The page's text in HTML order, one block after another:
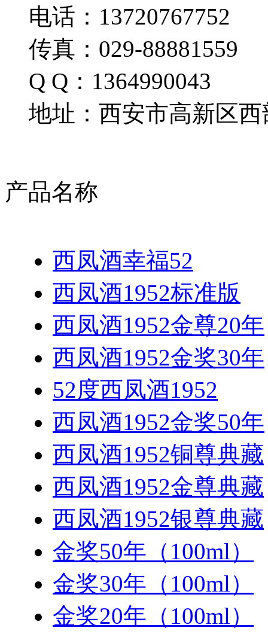
电话：13720767752
传真：029-88881559
Q Q：1364990043
地址：西安市高新区西
产品名称
西凤酒幸福52
西凤酒1952标准版
西凤酒1952金尊20年
西凤酒1952金奖30年
52度西凤酒1952
西凤酒1952金奖50年
西凤酒1952铜尊典藏
西凤酒1952金尊典藏
西凤酒1952银尊典藏
金奖50年（100ml）
金奖30年（100ml）
金奖20年（100ml）